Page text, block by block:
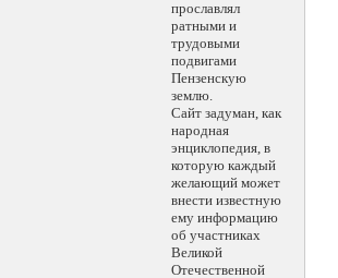
прославлял
ратными и
трудовыми
подвигами
Пензенскую
землю.
Сайт задуман, как
народная
энциклопедия, в
которую каждый
желающий может
внести известную
ему информацию
об участниках
Великой
Отечественной